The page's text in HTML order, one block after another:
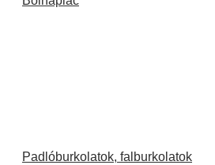
Padlóburkolatok, falburkolatok